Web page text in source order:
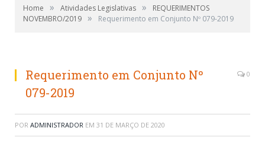
Home » Atividades Legislativas »
REQUERIMENTOS
NOVEMBRO/2019 » Requerimento em Conjunto Nº 079-2019
Requerimento em Conjunto Nº
079-2019
0
POR ADMINISTRADOR EM 31 DE MARÇO DE 2020